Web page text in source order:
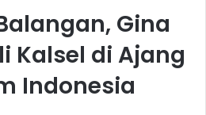
Gina
Kalsel di Ajang
Indonesia